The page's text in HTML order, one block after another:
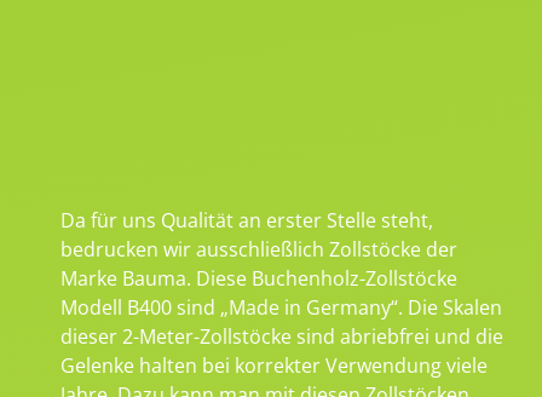
Da für uns Qualität an erster Stelle steht,
bedrucken wir ausschließlich Zollstöcke der
Marke Bauma. Diese Buchenholz-Zollstöcke
Modell B400 sind „Made in Germany“. Die Skalen
dieser 2-Meter-Zollstöcke sind abriebfrei und die
Gelenke halten bei korrekter Verwendung viele